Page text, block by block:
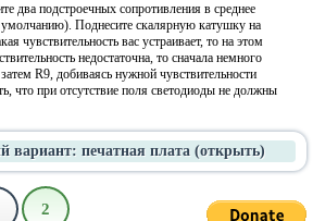
два подстроечных сопротивления в среднее
Поднесите скалярную катушку на
чувствительность вас устраивает, то на этом
недостаточна, то сначала немного
R9, добиваясь нужной чувствительности
что при отсутствие поля светодиоды не должны
вариант: печатная плата (открыть)
2